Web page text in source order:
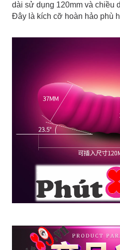
dài sử dụng 120mm và chiều
Đây là kích cỡ hoàn hảo phù